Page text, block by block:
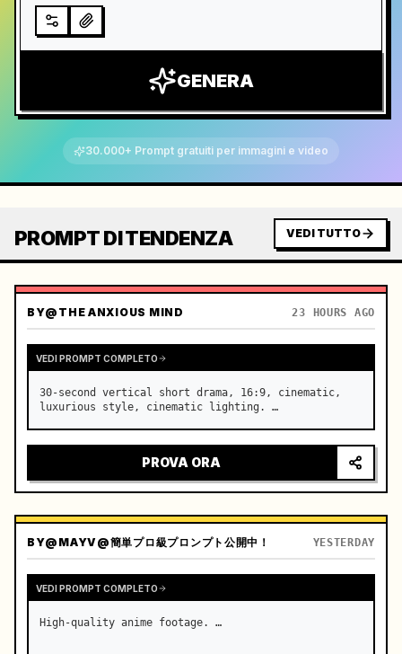
GENERA
30.000+ Prompt gratuiti per immagini e video
PROMPT DI TENDENZA VEDI TUTTO
BY@THE ANXIOUS MIND 23 HOURS AGO
VEDI PROMPT COMPLETO
30-second vertical short drama, 16:9, cinematic,
luxurious style, cinematic lighting. …
PROVA ORA
BY@MAYV@簡単プロ級プロンプト公開中！ YESTERDAY
VEDI PROMPT COMPLETO
High-quality anime footage. …